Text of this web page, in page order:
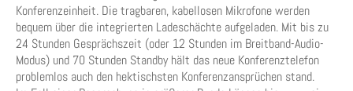
Konferenzeinheit. Die tragbaren, kabellosen Mikrofone werden
bequem über die integrierten Ladeschächte aufgeladen. Mit bis zu
24 Stunden Gesprächszeit (oder 12 Stunden im Breitband-Audio-
Modus) und 70 Stunden Standby hält das neue Konferenztelefon
problemlos auch den hektischsten Konferenzansprüchen stand.